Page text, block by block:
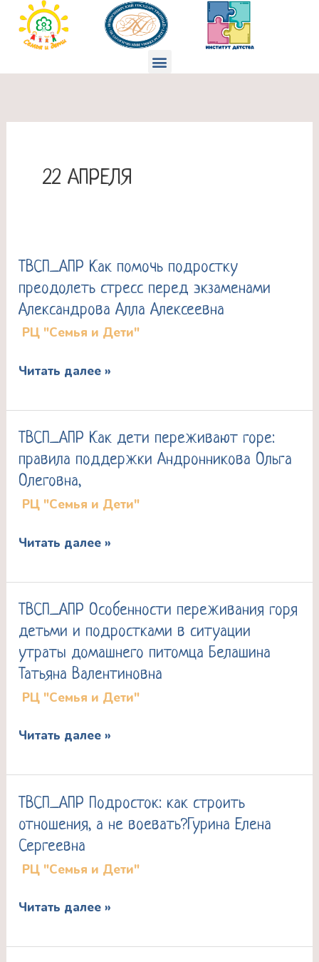
Перейти
содержимому
Меню
22 АПРЕЛЯ
ТВСП_АПР Как помочь подростку
преодолеть стресс перед экзаменами
Александрова Алла Алексеевна
РЦ "Семья и Дети"
ТВСП_АПР
Как
помочь
подростку
стресс
Александрова
Алла
Алексеевна
Читать далее »
ТВСП_АПР Как дети переживают горе:
правила поддержки Андронникова Ольга
Олеговна,
РЦ "Семья и Дети"
ТВСП_АПР
Как
дети
переживают
правила
Ольга
Олеговна,
Читать далее »
ТВСП_АПР Особенности переживания горя
детьми и подростками в ситуации
утраты домашнего питомца Белашина
Татьяна Валентиновна
РЦ "Семья и Дети"
ТВСП_АПР
Особенности
переживания
горя
детьми
подростками
утраты
домашнего
питомца
Белашина
Татьяна
Читать далее »
ТВСП_АПР Подросток: как строить
отношения, а не воевать?Гурина Елена
Сергеевна
РЦ "Семья и Дети"
ТВСП_АПР
Подросток:
как
строить
а
Читать далее »